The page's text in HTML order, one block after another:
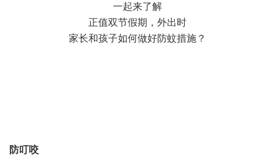
一起来了解
正值双节假期，外出时
家长和孩子如何做好防蚊措施？
防叮咬